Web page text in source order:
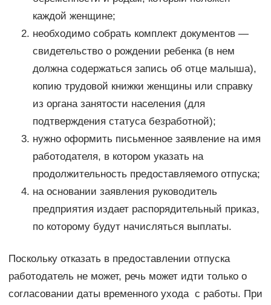
каждой женщине;
необходимо собрать комплект документов —
свидетельство о рождении ребенка (в нем
должна содержаться запись об отце малыша),
копию трудовой книжки женщины или справку
из органа занятости населения (для
подтверждения статуса безработной);
нужно оформить письменное заявление на имя
работодателя, в котором указать на
продолжительность предоставляемого отпуска;
на основании заявления руководитель
предприятия издает распорядительный приказ,
по которому будут начисляться выплаты.
Поскольку отказать в предоставлении отпуска
работодатель не может, речь может идти только о
согласовании даты временного ухода с работы. При